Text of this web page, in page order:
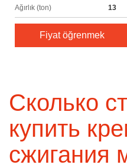
Ağırlık (ton) 13
Fiyat öğrenmek
Сколько
купить
сжигания